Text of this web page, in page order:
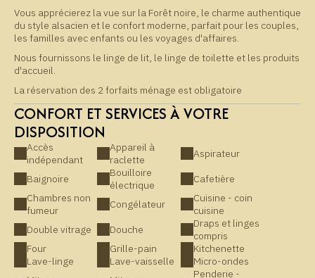
Vous apprécierez la vue sur la Forêt noire, le charme authentique
du style alsacien et le confort moderne, parfait pour les couples,
les familles avec enfants ou les voyages d'affaires.
Nous fournissons le linge de lit, le linge de toilette et les produits
d'accueil.
La réservation des 2 forfaits ménage est obligatoire
CONFORT ET SERVICES À VOTRE
DISPOSITION
Accès
indépendant
Appareil à
raclette
Aspirateur
Baignoire
Bouilloire
électrique
Cafetière
Chambres non
fumeur
Congélateur
Cuisine - coin
cuisine
Double vitrage
Douche
Draps et linges
compris
Four
Grille-pain
Kitchenette
Lave-linge
Lave-vaisselle
Micro-ondes
Penderie -